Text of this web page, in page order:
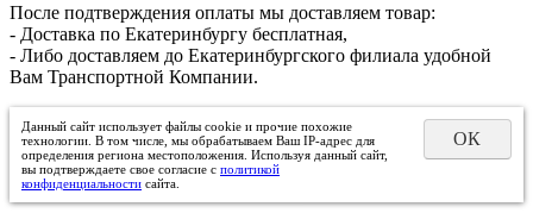
После подтверждения оплаты мы доставляем товар:
- Доставка по Екатеринбургу бесплатная,
- Либо доставляем до Екатеринбургского филиала удобной
Вам Транспортной Компании.
Данный сайт использует файлы cookie и прочие похожие
технологии. В том числе, мы обрабатываем Ваш IP-адрес для
определения региона местоположения. Используя данный сайт,
вы подтверждаете свое согласие с политикой
конфиденциальности сайта.
ОК